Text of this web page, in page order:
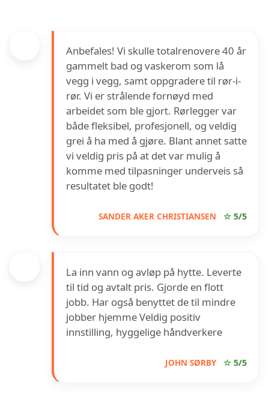
Anbefales! Vi skulle totalrenovere 40 år
gammelt bad og vaskerom som lå
vegg i vegg, samt oppgradere til rør-i-
rør. Vi er strålende fornøyd med
arbeidet som ble gjort. Rørlegger var
både fleksibel, profesjonell, og veldig
grei å ha med å gjøre. Blant annet satte
vi veldig pris på at det var mulig å
komme med tilpasninger underveis så
resultatet ble godt!
SANDER AKER CHRISTIANSEN ☆ 5/5
La inn vann og avløp på hytte. Leverte
til tid og avtalt pris. Gjorde en flott
jobb. Har også benyttet de til mindre
jobber hjemme Veldig positiv
innstilling, hyggelige håndverkere
JOHN SØRBY ☆ 5/5